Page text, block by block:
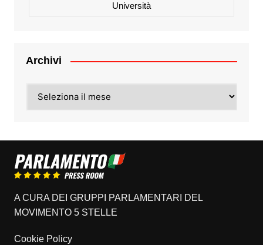
Università
Archivi
A CURA DEI GRUPPI PARLAMENTARI DEL
MOVIMENTO 5 STELLE
Cookie Policy